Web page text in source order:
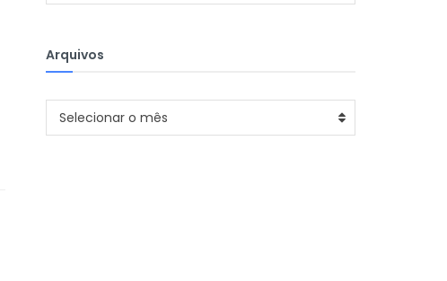
Arquivos
Arquivos
Selecionar o mês